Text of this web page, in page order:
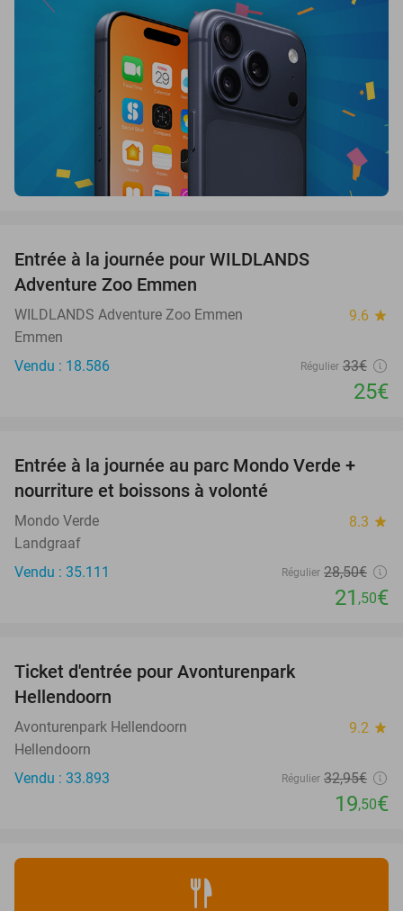
Entrée à la journée pour WILDLANDS
Adventure Zoo Emmen
WILDLANDS Adventure Zoo Emmen 9.6 star
Emmen
Vendu : 18.586
Régulier 33€
25€
25%
Entrée à la journée au parc Mondo Verde +
nourriture et boissons à volonté
Mondo Verde 8.3 star
Landgraaf
Vendu : 35.111
Régulier 28,50€
21 ,50€
Ticket d'entrée pour Avonturenpark
Hellendoorn
Avonturenpark Hellendoorn 9.2 star
Hellendoorn
Vendu : 33.893
Régulier 32,95€
19,50€